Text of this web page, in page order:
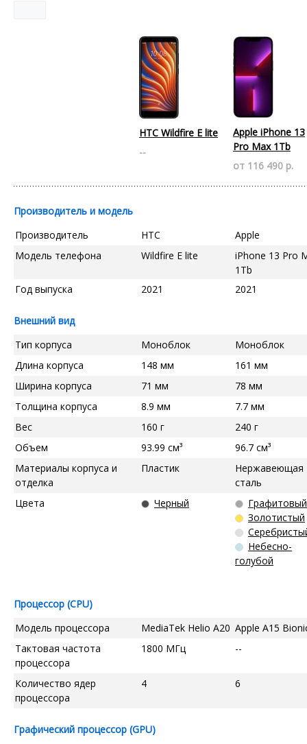
HTC Wildfire E lite
--
Apple iPhone 13
Pro Max 1Tb
от 116 490 р.
Производитель и модель
Производитель
HTC
Apple
Модель телефона
Wildfire E lite
iPhone 13 Pro
1Tb
Год выпуска
2021 2021
Внешний вид
Тип корпуса
Моноблок
Моноблок
Длина корпуса
148 мм
161 мм
Ширина корпуса
71 мм
78 мм
Толщина корпуса
8.9 мм
7.7 мм
Вес
160 г
240 г
Объем
93.99 см³
96.7 см³
Материалы корпуса и
отделка
Пластик
Нержавеющая
сталь
Цвета
Черный
Графитовый
Золотистый
Небесно-
голубой
Процессор (CPU)
Модель процессора
MediaTek Helio A20 Apple A15
Тактовая частота
процессора
1800 МГц --
Количество ядер
процессора
4 6
Графический процессор (GPU)